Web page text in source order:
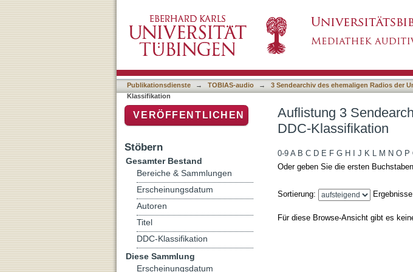
Auflistung 3 Sendearchiv des ehemaligen
Publikationsdienste → TOBIAS-audio → 3 Sendearchiv des ehemaligen Radios der
Klassifikation
Auflistung 3
DDC-Klassifikation
0-9 A B C D E F G H J K L M N O P
Oder geben Sie die ersten
Sortierung:
Für diese Browse-Ansicht gibt es
VERÖFFENTLICHEN
Stöbern
Gesamter Bestand
Bereiche & Sammlungen
Erscheinungsdatum
Autoren
Titel
DDC-Klassifikation
Diese Sammlung
Erscheinungsdatum